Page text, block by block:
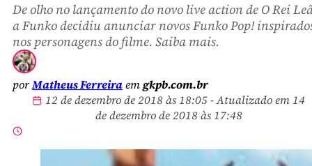
De olho no lançamento do novo live action de O Rei
a Funko decidiu anunciar novos Funko Pop!
nos personagens do filme. Saiba mais.
porMatheus Ferreiraemgkpb.com.br
12 de dezembro de 2018 às 18:05 - Atualizado em 14
de dezembro de 2018 às 17:48